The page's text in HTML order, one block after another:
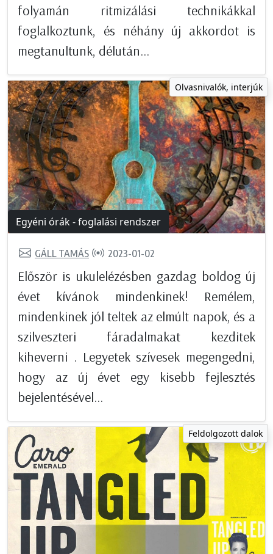
folyamán ritmizálási technikákkal
foglalkoztunk, és néhány új akkordot is
megtanultunk, délután...
Olvasnivalók, interjúk
Egyéni órák - foglalási rendszer
GÁLL TAMÁS 2023-01-02
Először is ukulelézésben gazdag boldog új
évet kívánok mindenkinek! Remélem,
mindenkinek jól teltek az elmúlt napok, és a
szilveszteri fáradalmakat kezditek
kiheverni . Legyetek szívesek megengedni,
hogy az új évet egy kisebb fejlesztés
bejelentésével...
Feldolgozott dalok